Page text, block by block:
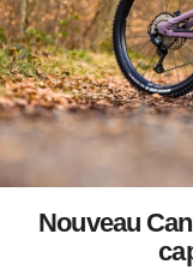
Nouveau